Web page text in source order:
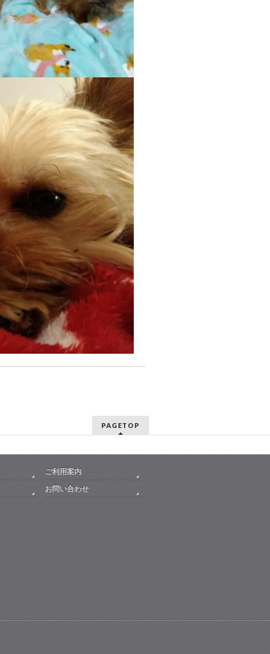
PAGETOP
ご利用案内
お問い合わせ